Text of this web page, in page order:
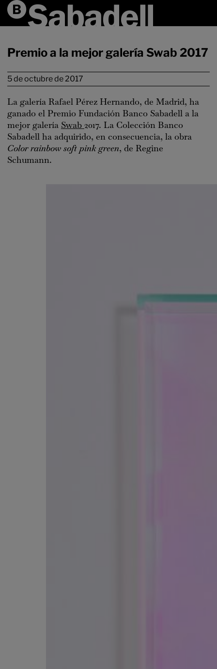
Premio a la mejor galería Swab 2017
5 de octubre de 2017
La galería Rafael Pérez Hernando, de Madrid, ha
ganado el Premio Fundación Banco Sabadell a la
mejor galería Swab 2017. La Colección Banco
Sabadell ha adquirido, en consecuencia, la obra
Color rainbow soft pink green, de Regine
Schumann.